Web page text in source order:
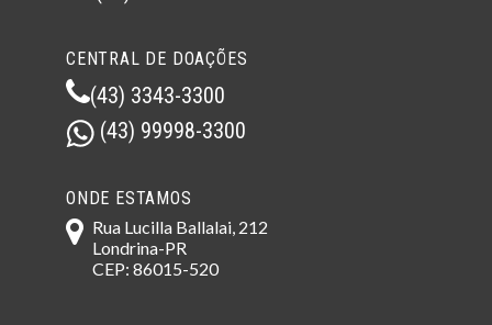
CENTRAL DE DOAÇÕES
(43) 3343-3300
(43) 99998-3300
ONDE ESTAMOS
Rua Lucilla Ballalai, 212
Londrina-PR
CEP: 86015-520